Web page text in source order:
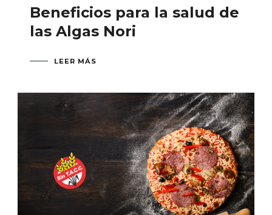
Beneficios para la salud de
las Algas Nori
LEER MÁS